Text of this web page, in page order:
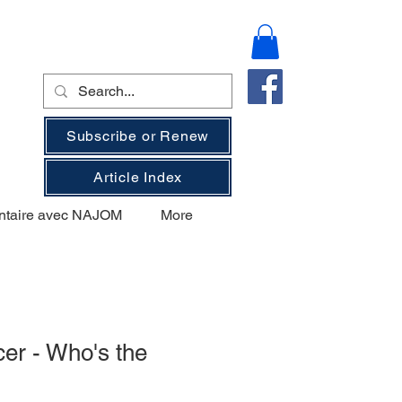
Subscribe or Renew
Article Index
avec NAJOM More
- Who's the